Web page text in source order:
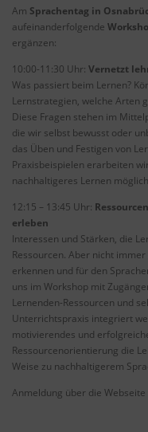
Am Sprachentag in
aufeinanderfolgende
ergänzen:
10:00-11:30 Uhr: Vernetzt
Was passiert beim Lernen?
Lernstrategien, welche Arten
Diese Fragen stehen im
die wir selbst bewusst oder
das Üben und Festigen von
Praxisbeispielen erarbeiten
nachhaltigeres Lernen
12:15 – 13:45 Uhr:
erleben
Interessen und Stärken, die
Ressourcen. Aber nicht
erkennen und für den
uns im Workshop mit
Lernenden-Ressourcen und
Unterrichtspraxis integriert
motivierendes und
Ressourcenorientierung die
Weise zu nachhaltigerem
Anmeldung über die Webseite